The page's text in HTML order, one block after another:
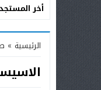
أخر
الرئيسية »